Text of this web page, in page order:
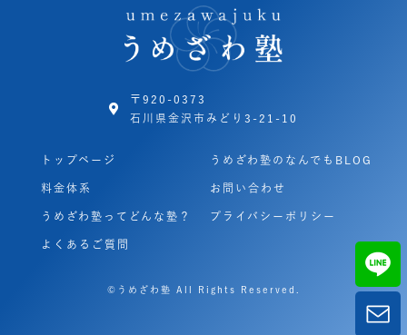
〒920-0373
石川県金沢市みどり3-21-10
トップページ
料金体系
うめざわ塾ってどんな塾？
よくあるご質問
うめざわ塾のなんでもBLOG
お問い合わせ
プライバシーポリシー
©うめざわ塾 All Rights Reserved.